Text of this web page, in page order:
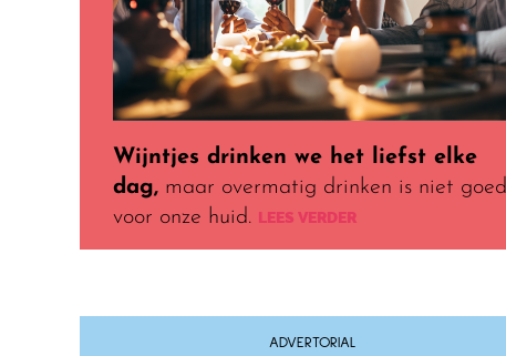
Wijntjes drinken we het liefst elke
dag, maar overmatig drinken is niet goed
voor onze huid. LEES VERDER
ADVERTORIAL